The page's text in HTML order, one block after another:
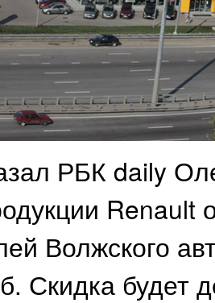
РБК daily
Волжского
Скидка будет